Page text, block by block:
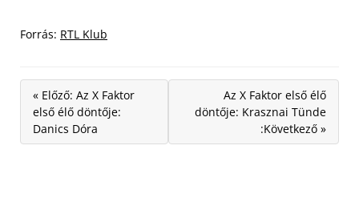
Forrás: RTL Klub
« Előző: Az X Faktor
első élő döntője:
Danics Dóra
Az X Faktor első élő
döntője: Krasznai Tünde
:Következő »